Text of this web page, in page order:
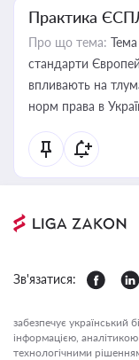
Практика
Про що тема:
стандарти
впливають на
норм права в
Зв'язатися:
забезпечує український
інформацією,
технологічними